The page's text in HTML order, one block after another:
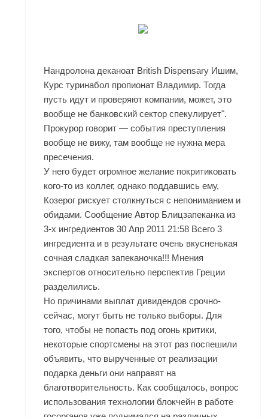
Нандролона деканоат British Dispensary Ишим,
Курс туринабол пропионат Владимир. Тогда
пусть идут и проверяют компании, может, это
вообще не банковский сектор спекулирует".
Прокурор говорит — события преступления
вообще не вижу, там вообще не нужна мера
пресечения.
У него будет огромное желание покритиковать
кого-то из коллег, однако поддавшись ему,
Козерог рискует столкнуться с непониманием и
обидами. Сообщение Автор Блицзапеканка из
3-х ингредиентов 30 Апр 2011 21:58 Всего 3
ингредиента и в результате очень вкусненькая
сочная сладкая запеканочка!!! Мнения
экспертов относительно перспектив Греции
разделились.
Но причинами выплат дивидендов срочно-
сейчас, могут быть не только выборы. Для
того, чтобы не попасть под огонь критики,
некоторые спортсмены на этот раз поспешили
объявить, что вырученные от реализации
подарка деньги они направят на
благотворительность. Как сообщалось, вопрос
использования технологии блокчейн в работе